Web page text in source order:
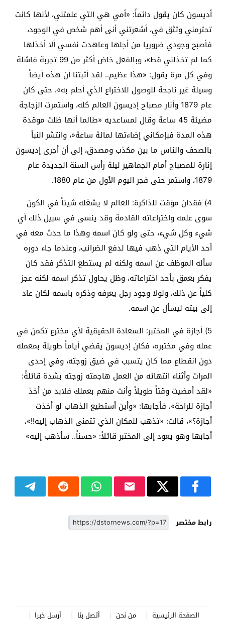
أديسون كان يقول دائماً: «أمي هي التي علمتني، لأنها كانت
تحترمني وتثق في، أشعرتني أنى أهم شخص في الوجود،
فأصبح وجودي ضروريا من أجلها وعاهدت نفسي ألا أخذلها
كما لم تخذلني قط»، وبالفعل خاض أكثر من 99 تجربة فاشلة
وفي كل مرة يقول: «هذا عظيم.. لقد أثبتنا أن هذه أيضاً
وسيلة غير ناجحة للوصول للاختراع الذي أحلم به»، حتى كان
عام 1879 وأنار مصباح إديسون العالم كله، واستمرت الزجاجة
مضيئة 45 ساعة وقال لمساعديه «طالما أنها ظلت موقدة
هذه المدة فبإمكاني إضاءتها لمائة ساعة«، وانتشر النبأ
بالصحف والناس ما بين مكذب ومصدق، إلى أن أجرى إديسون
إنارة للمصباح أمام الجماهير ليلة رأس السنة الجديدة عام
1879، واستمر حتى فجر اليوم الأول من عام 1880.
4) فقدان مؤقت للذاكرة: العالم لا يشغله شيئاً في الكون
سوى علمه واختراعاته القادمة وقد ينسى في سبيل ذلك أي
شيء وكل شيء، حتى ولو كان اسمه وهذا ما حدث معه في
أحد الأيام التي ذهب فيها لدفع الضرائب، وعندما جاء دوره
سأله الموظف عن اسمه ولكنه لم يستطع التذكر فقد كان
يفكر بعمق بأحد اختراعاته، وظل يحاول تذكر اسمه لكنه عجز
كلياً عن ذلك، ولولا وجود رجل يعرفه وذكره باسمه لكان عاد
إلى بيته ليسأل عن اسمه.
5) أجازة في المختبر: السعادة الحقيقية لأي مخترع تكمن في
عمله وفي مختبره، فكان إديسون يقضي أياماً طويلة بمعمله
دون انقطاع مما كان يتسبب في ضيق زوجته، وفي إحدى
المرات وأثناء انتهائه من العمل هاجمته زوجته بشدة قائلةً:
«لقد أمضيت وقتاً طويلاً وأنت منهم بعملك فلابد من أخذ
أجازة للراحة»، فأجابها: «وأين أستطيع الذهاب لو أخذت
أجازة؟»، قالت: «تذهب للمكان الذي تتمنى الذهاب إليه!!»،
أجابها وهو يعود إلى المختبر قائلاً: «حسناً.. سأذهب إليه»
رابط مختصر
الصفحة الرئيسية من نحن أتصل بنا أرسل خبرا